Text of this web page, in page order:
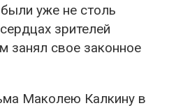
уже не столь
зрителей
занял свое законное
Маколею Калкину в